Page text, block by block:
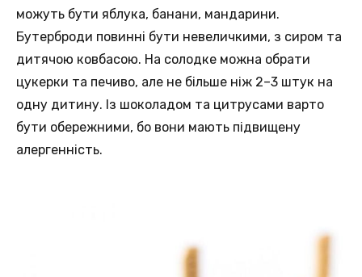
можуть бути яблука, банани, мандарини.
Бутерброди повинні бути невеличкими, з сиром та
дитячою ковбасою. На солодке можна обрати
цукерки та печиво, але не більше ніж 2–3 штук на
одну дитину. Із шоколадом та цитрусами варто
бути обережними, бо вони мають підвищену
алергенність.